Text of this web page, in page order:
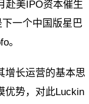
赴美IPO资本催生
一个中国版星巴
。
增长运营的基本思
优势，对此Luckin